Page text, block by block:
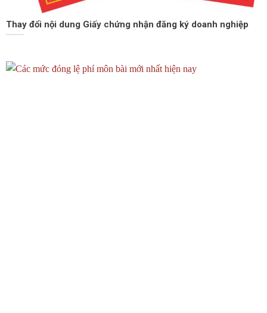
Thay đổi nội dung Giấy chứng nhận đăng ký doanh nghiệp